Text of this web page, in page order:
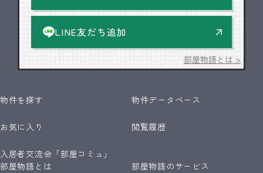
LINE友だち追加
部屋物語とは >
物件を探す 物件データベース
お気に入り 閲覧履歴
入居者交流会「部屋コミュ」
部屋物語とは
部屋物語のサービス